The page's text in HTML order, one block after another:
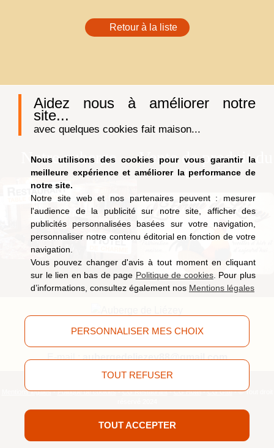
Aidez nous à améliorer notre
site...
avec quelques cookies fait maison...
Nous utilisons des cookies pour vous garantir la
meilleure expérience et améliorer la performance de
notre site.
Notre site web et nos partenaires peuvent : mesurer
l'audience de la publicité sur notre site, afficher des
publicités personnalisées basées sur votre navigation,
personnaliser notre contenu éditorial en fonction de votre
navigation.
Vous pouvez changer d'avis à tout moment en cliquant
sur le lien en bas de page Politique de cookies. Pour plus
d’informations, consultez également nos Mentions légales
TOUT REFUSER
PERSONNALISER MES CHOIX
TOUT ACCEPTER
Retour à la liste
Notre auberge
Vente de produit du
terroir
9, route de Saucefaing, 88400 Liézey(Vosges)
E-mail :aubergedeliezey88@gmail.com
Mentions légales-Politique de cookies-CG Restaurant-CG Hôtel-CG Gîte- © Tout droit